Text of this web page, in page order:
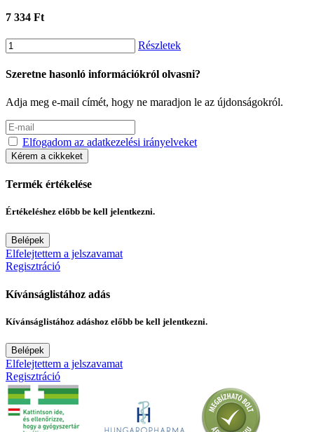
7 334 Ft
Részletek
Szeretne hasonló információkról olvasni?
Adja meg e-mail címét, hogy ne maradjon le az újdonságokról.
Elfogadom az adatkezelési irányelveket
Kérem a cikkeket
Termék értékelése
Értékeléshez előbb be kell jelentkezni.
Belépek
Elfelejtettem a jelszavamat
Regisztráció
Kívánságlistához adás
Kívánságlistához adáshoz előbb be kell jelentkezni.
Belépek
Elfelejtettem a jelszavamat
Regisztráció